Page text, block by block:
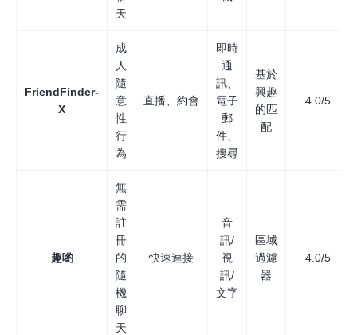
天
FriendFinder-
X
成
人
隨
意
性
行
為
直播、約會
即時
通
訊、
電子
郵
件、
搜尋
基於
興趣
的匹
配
4.0/5
趣喲
無
需
註
冊
的
隨
機
聊
天
快速連接
音
訊/
視
訊/
文字
區域
過濾
器
4.0/5